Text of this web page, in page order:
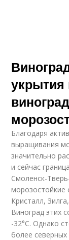
укрытия
Благодаря
выращивания
значительно
и сейчас
Смоленск-
морозостойкие
Кристалл,
Виноград этих
-32°С. Однако
более